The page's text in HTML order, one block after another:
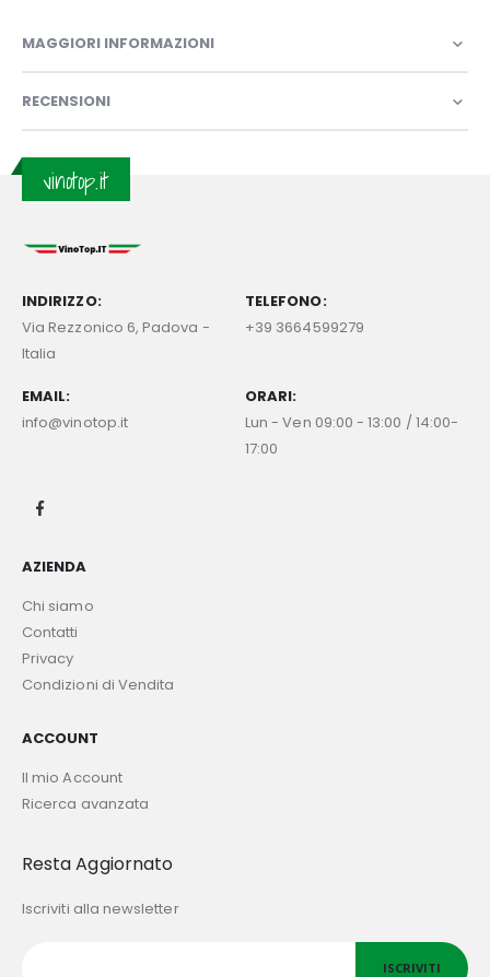
MAGGIORI INFORMAZIONI
RECENSIONI
vinotop.it
INDIRIZZO:
Via Rezzonico 6, Padova -
Italia
TELEFONO:
+39 3664599279
EMAIL:
info@vinotop.it
ORARI:
Lun - Ven 09:00 - 13:00 / 14:00-
17:00
AZIENDA
Chi siamo
Contatti
Privacy
Condizioni di Vendita
ACCOUNT
Il mio Account
Ricerca avanzata
Resta Aggiornato
Iscriviti alla newsletter
ISCRIVITI